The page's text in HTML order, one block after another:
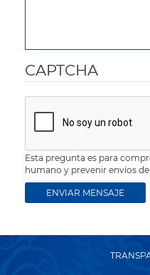
CAPTCHA
Esta pregunta es para
humano y prevenir envíos